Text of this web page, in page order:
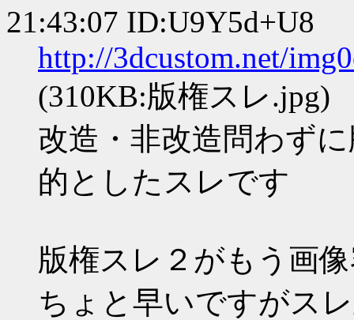
21:43:07 ID:U9Y5d+U8
http://3dcustom.net/
(310KB:版権スレ.jpg)
改造・非改造問わず
的としたスレです
版権スレ２がもう画
ちょと早いですがス